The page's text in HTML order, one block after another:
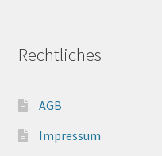
Rechtliches
AGB
Impressum